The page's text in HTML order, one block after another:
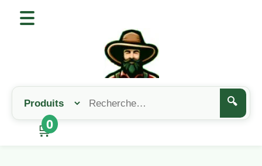
🔍
🛒
0